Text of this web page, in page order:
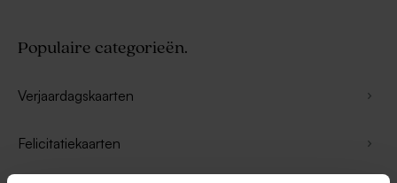
Populaire categorieën.
Verjaardagskaarten
Felicitatiekaarten